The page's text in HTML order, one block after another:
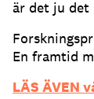
är det ju det
En framtid
LÄS ÄVEN